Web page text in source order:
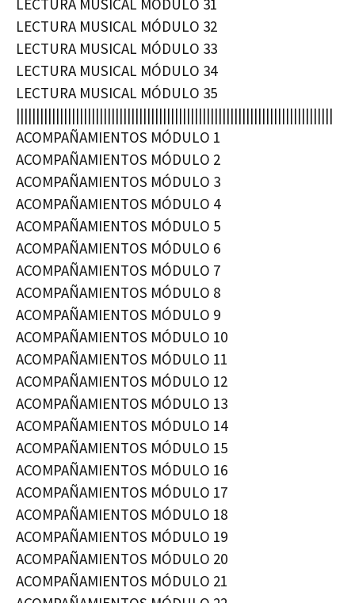
LECTURA MUSICAL MÓDULO 32
LECTURA MUSICAL MÓDULO 33
LECTURA MUSICAL MÓDULO 34
LECTURA MUSICAL MÓDULO 35
||||||||||||||||||||||||||||||||||||||||||||||||||||||||||||||||||||||||||||||||
ACOMPAÑAMIENTOS MÓDULO 1
ACOMPAÑAMIENTOS MÓDULO 2
ACOMPAÑAMIENTOS MÓDULO 3
ACOMPAÑAMIENTOS MÓDULO 4
ACOMPAÑAMIENTOS MÓDULO 5
ACOMPAÑAMIENTOS MÓDULO 6
ACOMPAÑAMIENTOS MÓDULO 7
ACOMPAÑAMIENTOS MÓDULO 8
ACOMPAÑAMIENTOS MÓDULO 9
ACOMPAÑAMIENTOS MÓDULO 10
ACOMPAÑAMIENTOS MÓDULO 11
ACOMPAÑAMIENTOS MÓDULO 12
ACOMPAÑAMIENTOS MÓDULO 13
ACOMPAÑAMIENTOS MÓDULO 14
ACOMPAÑAMIENTOS MÓDULO 15
ACOMPAÑAMIENTOS MÓDULO 16
ACOMPAÑAMIENTOS MÓDULO 17
ACOMPAÑAMIENTOS MÓDULO 18
ACOMPAÑAMIENTOS MÓDULO 19
ACOMPAÑAMIENTOS MÓDULO 20
ACOMPAÑAMIENTOS MÓDULO 21